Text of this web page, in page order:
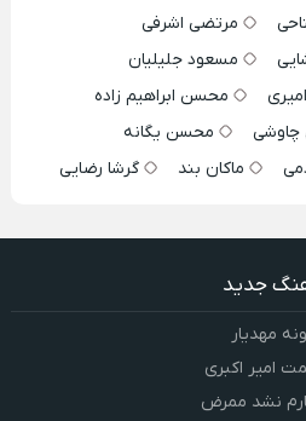
مرتضی اشرفی
مسعود جلیلیان
محسن ابراهیم زاده
محسن یگانه
ماکان بند گرشا رضایی
جدید
مهدیار
امیر اکبری
نشد ممرض